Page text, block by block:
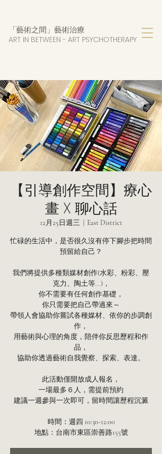
「藝術之間」藝術治療
ART IN BETWEEN - ART PSYCHOTHERAPY
【引導創作空間】療心
畫 X 聊心話
12月25日週三 East District
忙碌的生活中，是否很久沒有停下腳步把時間
預留給自己？
我們將提供多種類媒材創作(水彩、粉彩、壓
克力、陶土等...)，
你不需要有任何創作基礎，
你只需要把自己帶過來～
帶領人會協助你嘗試各種媒材、依你的步調創
作，
用藝術與心理的角度，陪伴你反思歷程和作
品，
協助你透過藝術自我覺察、探索、表達。
此活動僅開放成人報名，
一場最多６人，需提前預約
建議一週參與一次即可，留時間讓歷程沉澱
時間：週四 10:30-12:00
地點：台南市東區崇善路155號